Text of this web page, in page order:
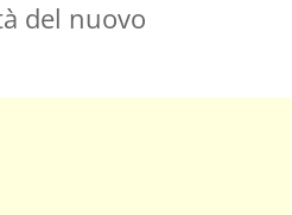
del nuovo